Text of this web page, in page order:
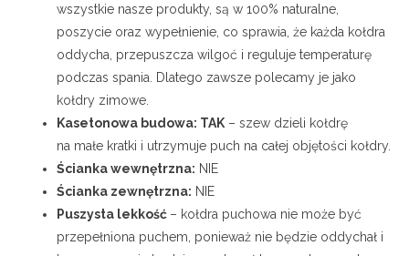
wszystkie nasze produkty, są w 100% naturalne,
poszycie oraz wypełnienie, co sprawia, że każda kołdra
oddycha, przepuszcza wilgoć i reguluje temperaturę
podczas spania. Dlatego zawsze polecamy je jako
kołdry zimowe.
Kasetonowa budowa: TAK – szew dzieli kołdrę
na małe kratki i utrzymuje puch na całej objętości kołdry.
Ścianka wewnętrzna: NIE
Ścianka zewnętrzna: NIE
Puszysta lekkość – kołdra puchowa nie może być
przepełniona puchem, ponieważ nie będzie oddychał i